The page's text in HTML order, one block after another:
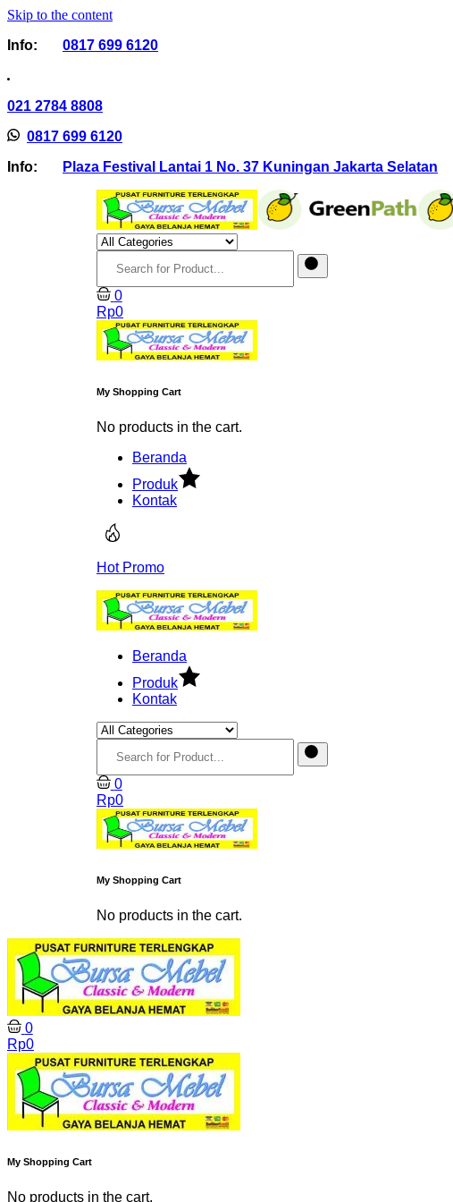
Skip to the content
Info:
0817 699 6120
021 2784 8808
0817 699 6120
Info:
Plaza Festival Lantai 1 No. 37 Kuningan Jakarta Selatan
0
Rp0
My Shopping Cart
No products in the cart.
Beranda
Produk
Kontak
Hot Promo
Beranda
Produk
Kontak
0
Rp0
My Shopping Cart
No products in the cart.
0
Rp0
My Shopping Cart
No products in the cart.